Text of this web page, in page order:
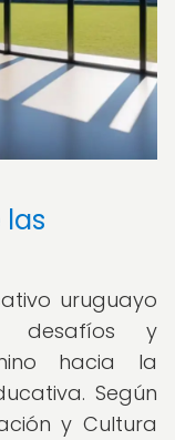
uruguayo
desafíos y
hacia la
Según
y Cultura